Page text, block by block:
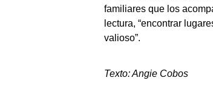
familiares que los
lectura, “encontrar
valioso”.
Texto: Angie Cobos